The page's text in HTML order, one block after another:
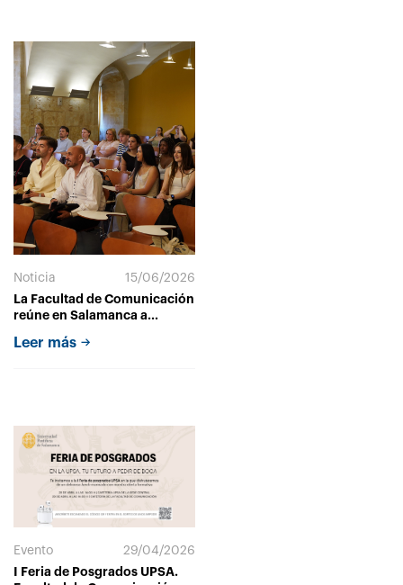
Noticia
15/06/2026
La Facultad de Comunicación
reúne en Salamanca a
europeos para afrontar retos
Leer más
Evento
29/04/2026
I Feria de Posgrados UPSA.